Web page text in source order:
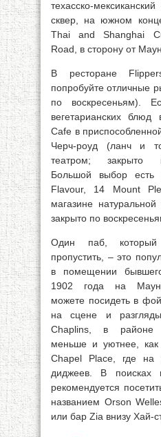
техасско-
сквер, на южном
Thai and Shanghai
Road, в сторону от
В ресторане
попробуйте отличные
по воскресеньям).
вегетарианских
Cafe в
Черч-роуд (ланч и
театром; закрыто
Большой выбор есть
Flavour, 14 Mount
магазине
закрыто по
Один паб,
пропустить, – это
в помещении
1902 года на
можете посидеть в
на сцене и
Chaplins, в районе
меньше и уютнее,
Chapel Place, где на
диджеев. В поисках
рекомендуется
названием Orson
или бар Zia внизу Хай-